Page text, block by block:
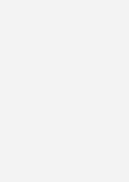
kein Problem!